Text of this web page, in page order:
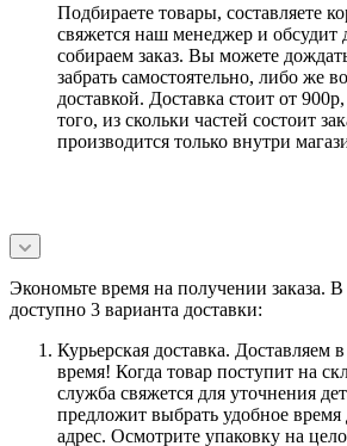
Подбираете товары, составляете
свяжется наш менеджер и обсудит
собираем заказ. Вы можете
забрать самостоятельно, либо же
доставкой. Доставка стоит от
того, из скольки частей состоит
производится только внутри
Экономьте время на получении заказа.
доступно 3 варианта доставки:
Курьерская доставка. Доставляем
время! Когда товар поступит на
служба свяжется для уточнения
предложит выбрать удобное время
адрес. Осмотрите упаковку на